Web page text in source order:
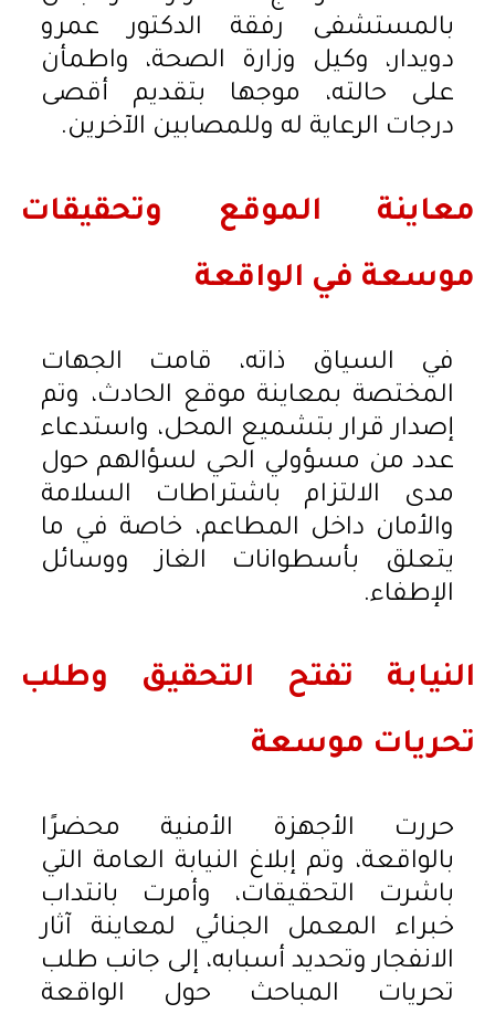
بالمستشفى رفقة الدكتور عمرو
دويدار، وكيل وزارة الصحة، واطمأن
على حالته، موجها بتقديم أقصى
درجات الرعاية له وللمصابين الآخرين.
معاينة الموقع وتحقيقات
موسعة في الواقعة
في السياق ذاته، قامت الجهات
المختصة بمعاينة موقع الحادث، وتم
إصدار قرار بتشميع المحل، واستدعاء
عدد من مسؤولي الحي لسؤالهم حول
مدى الالتزام باشتراطات السلامة
والأمان داخل المطاعم، خاصة في ما
يتعلق بأسطوانات الغاز ووسائل
الإطفاء.
النيابة تفتح التحقيق وطلب
تحريات موسعة
حررت الأجهزة الأمنية محضرًا
بالواقعة، وتم إبلاغ النيابة العامة التي
باشرت التحقيقات، وأمرت بانتداب
خبراء المعمل الجنائي لمعاينة آثار
الانفجار وتحديد أسبابه، إلى جانب طلب
تحريات المباحث حول الواقعة